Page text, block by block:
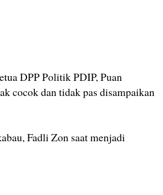
DPP Politik PDIP, Puan
cocok dan tidak pas disampaikan
Fadli Zon saat menjadi